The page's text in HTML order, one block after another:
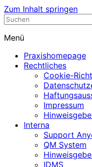
Zum Inhalt springen
Nephrologische Praxis
Menü
Praxishomepage
Rechtliches
Cookie-
Impressum
Interna
Support
QM System
IDMS